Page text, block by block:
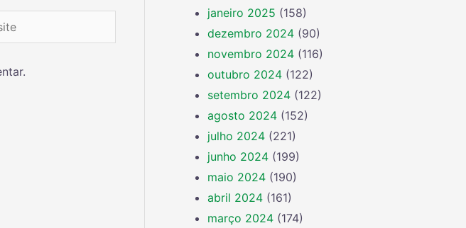
janeiro 2025 (158)
dezembro 2024 (90)
novembro 2024 (116)
outubro 2024 (122)
setembro 2024 (122)
agosto 2024 (152)
julho 2024 (221)
junho 2024 (199)
maio 2024 (190)
abril 2024 (161)
março 2024 (174)